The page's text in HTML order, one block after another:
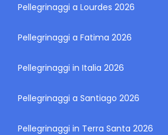
Pellegrinaggi a Lourdes 2026
Pellegrinaggi a Fatima 2026
Pellegrinaggi in Italia 2026
Pellegrinaggi a Santiago 2026
Pellegrinaggi in Terra Santa 2026